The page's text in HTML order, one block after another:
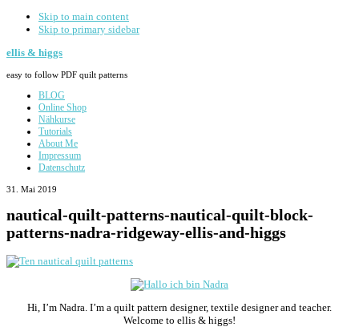
Skip to main content
Skip to primary sidebar
ellis & higgs
easy to follow PDF quilt patterns
BLOG
Online Shop
Nähkurse
Tutorials
About Me
Impressum
Datenschutz
31. Mai 2019
nautical-quilt-patterns-nautical-quilt-block-
patterns-nadra-ridgeway-ellis-and-higgs
Sidebar
Hi, I’m Nadra. I’m a quilt pattern designer, textile designer and teacher.
Welcome to ellis & higgs!